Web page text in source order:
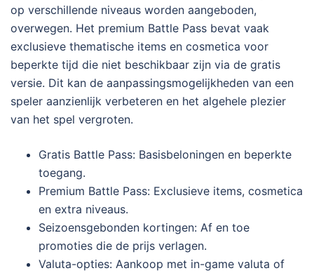
op verschillende niveaus worden aangeboden,
overwegen. Het premium Battle Pass bevat vaak
exclusieve thematische items en cosmetica voor
beperkte tijd die niet beschikbaar zijn via de gratis
versie. Dit kan de aanpassingsmogelijkheden van een
speler aanzienlijk verbeteren en het algehele plezier
van het spel vergroten.
Gratis Battle Pass: Basisbeloningen en beperkte
toegang.
Premium Battle Pass: Exclusieve items, cosmetica
en extra niveaus.
Seizoensgebonden kortingen: Af en toe
promoties die de prijs verlagen.
Valuta-opties: Aankoop met in-game valuta of